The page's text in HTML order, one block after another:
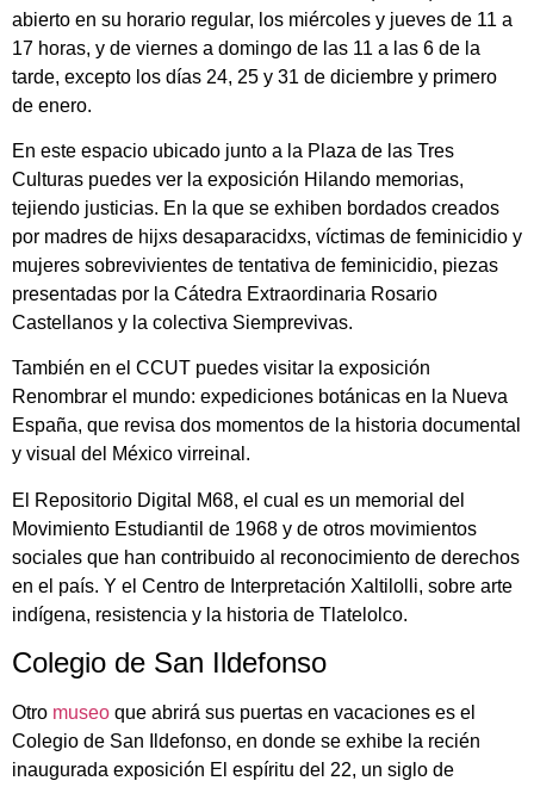
abierto en su horario regular, los miércoles y jueves de 11 a
17 horas, y de viernes a domingo de las 11 a las 6 de la
tarde, excepto los días 24, 25 y 31 de diciembre y primero
de enero.
En este espacio ubicado junto a la Plaza de las Tres
Culturas puedes ver la exposición Hilando memorias,
tejiendo justicias. En la que se exhiben bordados creados
por madres de hijxs desaparacidxs, víctimas de feminicidio y
mujeres sobrevivientes de tentativa de feminicidio, piezas
presentadas por la Cátedra Extraordinaria Rosario
Castellanos y la colectiva Siemprevivas.
También en el CCUT puedes visitar la exposición
Renombrar el mundo: expediciones botánicas en la Nueva
España, que revisa dos momentos de la historia documental
y visual del México virreinal.
El Repositorio Digital M68, el cual es un memorial del
Movimiento Estudiantil de 1968 y de otros movimientos
sociales que han contribuido al reconocimiento de derechos
en el país. Y el Centro de Interpretación Xaltilolli, sobre arte
indígena, resistencia y la historia de Tlatelolco.
Colegio de San Ildefonso
Otro museo que abrirá sus puertas en vacaciones es el
Colegio de San Ildefonso, en donde se exhibe la recién
inaugurada exposición El espíritu del 22, un siglo de